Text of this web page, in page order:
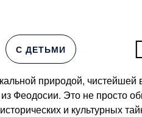
С ДЕТЬМИ
природой,
Феодосии. Это не просто
и культурных